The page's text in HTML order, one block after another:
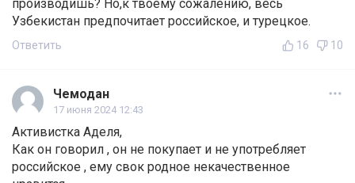
производишь? Но,к твоему сожалению, весь
Узбекистан предпочитает российское, и турецкое.
Ответить 16 10
Чемодан
17 июня 2024 12:43
Активистка Аделя,
Как он говорил , он не покупает и не употребляет
российское , ему свок родное некачественное